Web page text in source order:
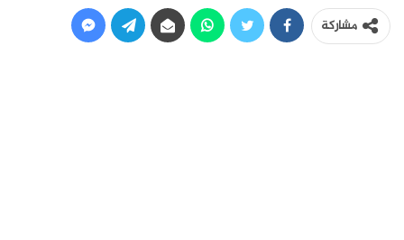
مشاركة